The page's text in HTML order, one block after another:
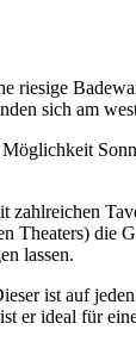
riesige
sich am
zahlreichen
Theaters) die
lassen.
ist auf
er ideal für